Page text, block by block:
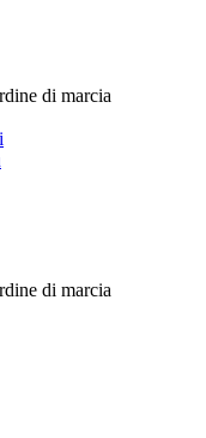
di marcia
i
di marcia